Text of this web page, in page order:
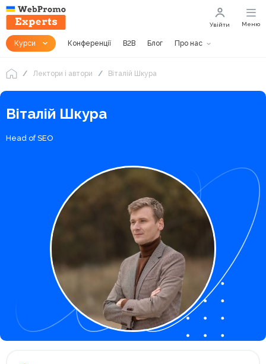
Курси Конференції B2B Блог Про нас
Увійти Меню
Лектори і автори Віталій Шкура
Віталій Шкура
Head of SEO